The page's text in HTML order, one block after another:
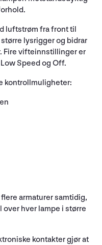
luftstrøm fra front til
lysrigger og bidrar
Fire vifteinnstillinger er
Speed og Off.
kontrollmuligheter:
armaturer samtidig,
hver lampe i større
kontakter gjør at